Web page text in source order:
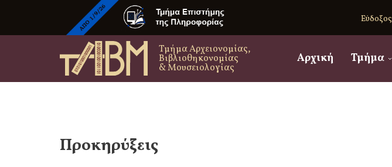
Εύδοξος
Τμήμα Αρχειονομίας,
Βιβλιοθηκονομίας
& Μουσειολογίας
Αρχική Τμήμα
Προκηρύξεις